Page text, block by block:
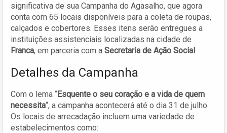
significativa de sua Campanha do Agasalho, que agora
conta com 65 locais disponíveis para a coleta de roupas,
calçados e cobertores. Esses itens serão entregues a
instituições assistenciais localizadas na cidade de
Franca, em parceria com a Secretaria de Ação Social.
Detalhes da Campanha
Com o lema “Esquente o seu coração e a vida de quem
necessita“, a campanha acontecerá até o dia 31 de julho.
Os locais de arrecadação incluem uma variedade de
estabelecimentos como: